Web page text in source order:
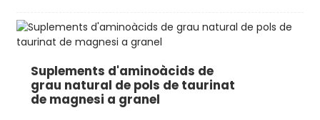
Suplements d'aminoàcids de
grau natural de pols de taurinat
de magnesi a granel